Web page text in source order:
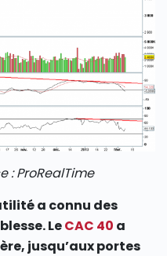
: ProRealTime
a connu des
LeCAC 40 a
jusqu’aux portes